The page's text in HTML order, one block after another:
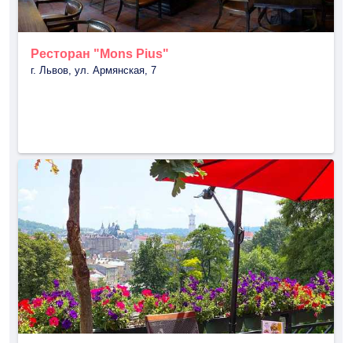
Ресторан "Mons Pius"
г. Львов, ул. Армянская, 7